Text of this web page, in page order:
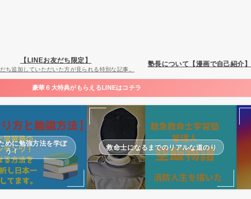
【LINEお友だち限定】
ち追加していただいた方が見られる特別な記事。
塾長について【漫画で自己紹介】
豪華６大特典がもらえるLINEはコチラ
めに勉強方法を学ぼ
う！
救命士になるまでのリアルな道のり